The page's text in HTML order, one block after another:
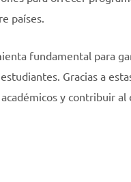
países.
fundamental para
Gracias a
y contribuir